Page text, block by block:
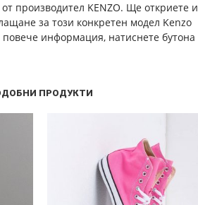
производител KENZO. Ще откриете и
за този конкретен модел Kenzo
информация, натиснете бутона
ПРОДУКТИ